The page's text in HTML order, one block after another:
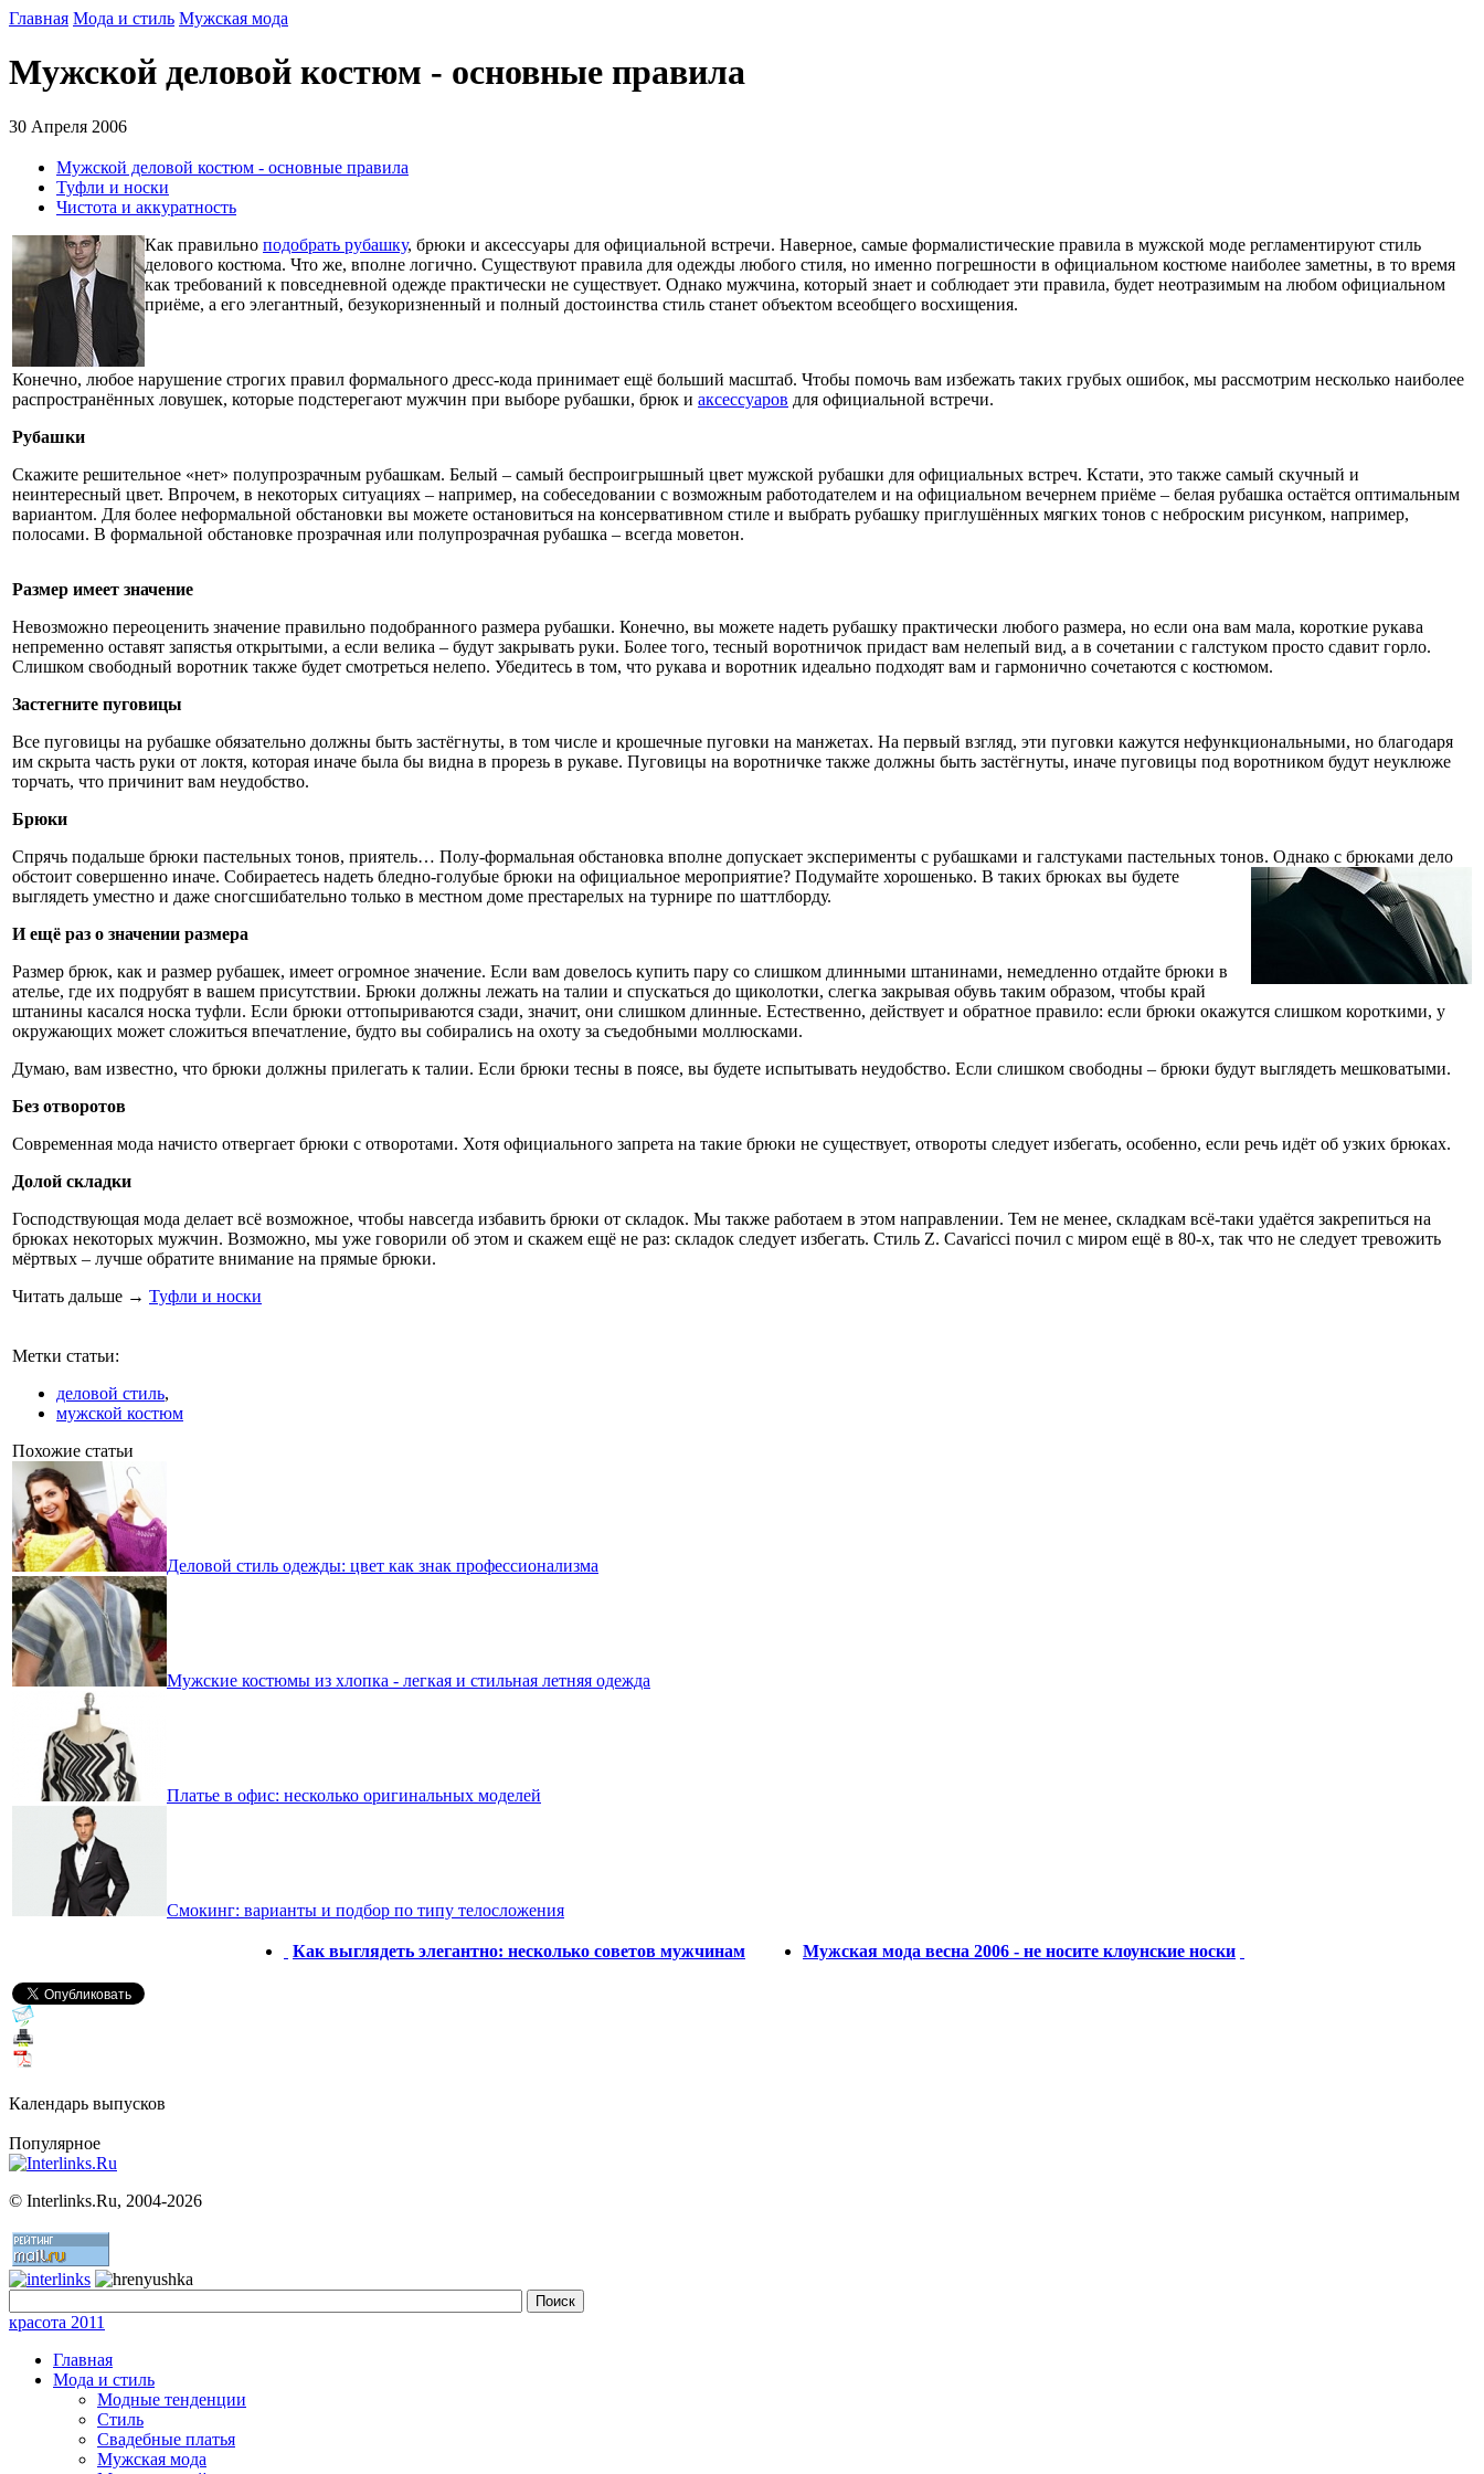
Главная Мода и стиль Мужская мода
Мужской деловой костюм - основные правила
30 Апреля 2006
Мужской деловой костюм - основные правила
Туфли и носки
Чистота и аккуратность
Как правильно подобрать рубашку, брюки и аксессуары для официальной встречи. Наверное, самые формалистические правила в мужской моде регламентируют стиль
делового костюма. Что же, вполне логично. Существуют правила для одежды любого стиля, но именно погрешности в официальном костюме наиболее заметны, в то время
как требований к повседневной одежде практически не существует. Однако мужчина, который знает и соблюдает эти правила, будет неотразимым на любом официальном
приёме, а его элегантный, безукоризненный и полный достоинства стиль станет объектом всеобщего восхищения.
Конечно, любое нарушение строгих правил формального дресс-кода принимает ещё больший масштаб. Чтобы помочь вам избежать таких грубых ошибок, мы рассмотрим несколько наиболее
распространённых ловушек, которые подстерегают мужчин при выборе рубашки, брюк и аксессуаров для официальной встречи.
Рубашки
Скажите решительное «нет» полупрозрачным рубашкам. Белый – самый беспроигрышный цвет мужской рубашки для официальных встреч. Кстати, это также самый скучный и
неинтересный цвет. Впрочем, в некоторых ситуациях – например, на собеседовании с возможным работодателем и на официальном вечернем приёме – белая рубашка остаётся оптимальным
вариантом. Для более неформальной обстановки вы можете остановиться на консервативном стиле и выбрать рубашку приглушённых мягких тонов с неброским рисунком, например,
полосами. В формальной обстановке прозрачная или полупрозрачная рубашка – всегда моветон.
Размер имеет значение
Невозможно переоценить значение правильно подобранного размера рубашки. Конечно, вы можете надеть рубашку практически любого размера, но если она вам мала, короткие рукава
непременно оставят запястья открытыми, а если велика – будут закрывать руки. Более того, тесный воротничок придаст вам нелепый вид, а в сочетании с галстуком просто сдавит горло.
Слишком свободный воротник также будет смотреться нелепо. Убедитесь в том, что рукава и воротник идеально подходят вам и гармонично сочетаются с костюмом.
Застегните пуговицы
Все пуговицы на рубашке обязательно должны быть застёгнуты, в том числе и крошечные пуговки на манжетах. На первый взгляд, эти пуговки кажутся нефункциональными, но благодаря
им скрыта часть руки от локтя, которая иначе была бы видна в прорезь в рукаве. Пуговицы на воротничке также должны быть застёгнуты, иначе пуговицы под воротником будут неуклюже
торчать, что причинит вам неудобство.
Брюки
Спрячь подальше брюки пастельных тонов, приятель… Полу-формальная обстановка вполне допускает эксперименты с рубашками и галстуками пастельных тонов. Однако с брюками дело
обстоит совершенно иначе. Собираетесь надеть бледно-голубые брюки на официальное мероприятие? Подумайте хорошенько. В таких брюках вы будете
выглядеть уместно и даже сногсшибательно только в местном доме престарелых на турнире по шаттлборду.
И ещё раз о значении размера
Размер брюк, как и размер рубашек, имеет огромное значение. Если вам довелось купить пару со слишком длинными штанинами, немедленно отдайте брюки в
ателье, где их подрубят в вашем присутствии. Брюки должны лежать на талии и спускаться до щиколотки, слегка закрывая обувь таким образом, чтобы край
штанины касался носка туфли. Если брюки оттопыриваются сзади, значит, они слишком длинные. Естественно, действует и обратное правило: если брюки окажутся слишком короткими, у
окружающих может сложиться впечатление, будто вы собирались на охоту за съедобными моллюсками.
Думаю, вам известно, что брюки должны прилегать к талии. Если брюки тесны в поясе, вы будете испытывать неудобство. Если слишком свободны – брюки будут выглядеть мешковатыми.
Без отворотов
Современная мода начисто отвергает брюки с отворотами. Хотя официального запрета на такие брюки не существует, отвороты следует избегать, особенно, если речь идёт об узких брюках.
Долой складки
Господствующая мода делает всё возможное, чтобы навсегда избавить брюки от складок. Мы также работаем в этом направлении. Тем не менее, складкам всё-таки удаётся закрепиться на
брюках некоторых мужчин. Возможно, мы уже говорили об этом и скажем ещё не раз: складок следует избегать. Стиль Z. Cavaricci почил с миром ещё в 80-х, так что не следует тревожить
мёртвых – лучше обратите внимание на прямые брюки.
Читать дальше → Туфли и носки
Метки статьи:
деловой стиль,
мужской костюм
Похожие статьи
Деловой стиль одежды: цвет как знак профессионализма
Мужские костюмы из хлопка - легкая и стильная летняя одежда
Платье в офис: несколько оригинальных моделей
Смокинг: варианты и подбор по типу телосложения
Как выглядеть элегантно: несколько советов мужчинам Мужская мода весна 2006 - не носите клоунские носки
Календарь выпусков
Популярное
© Interlinks.Ru, 2004-2026
красота 2011
Главная
Мода и стиль
Модные тенденции
Стиль
Свадебные платья
Мужская мода